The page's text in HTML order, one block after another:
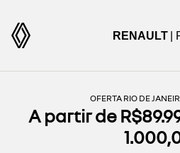
RENAULT
OFERTA RIO DE
A partir de